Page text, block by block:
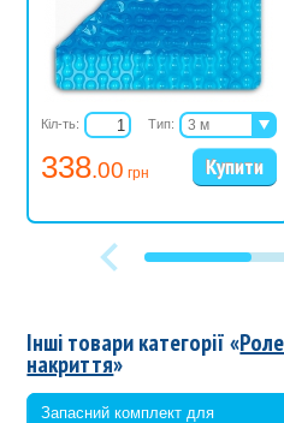
338.00 грн
Кіл-ть: Тип:
3 м
3,6 м
4 м
5 м
Інші товари категорії «
накриття»
Запасний комплект для